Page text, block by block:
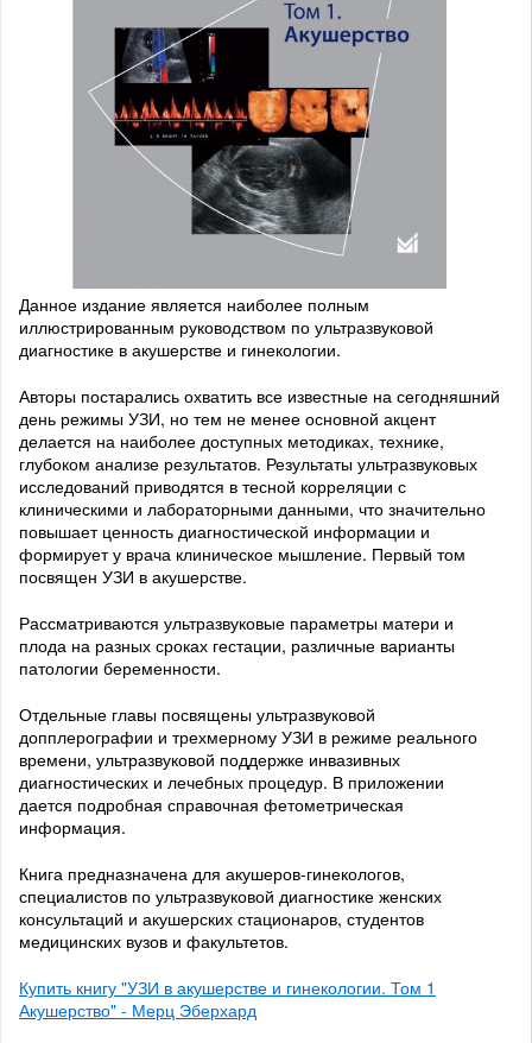
Данное издание является наиболее полным
иллюстрированным руководством по ультразвуковой
диагностике в акушерстве и гинекологии.
Авторы постарались охватить все известные на сегодняшний
день режимы УЗИ, но тем не менее основной акцент
делается на наиболее доступных методиках, технике,
глубоком анализе результатов. Результаты ультразвуковых
исследований приводятся в тесной корреляции с
клиническими и лабораторными данными, что значительно
повышает ценность диагностической информации и
формирует у врача клиническое мышление. Первый том
посвящен УЗИ в акушерстве.
Рассматриваются ультразвуковые параметры матери и
плода на разных сроках гестации, различные варианты
патологии беременности.
Отдельные главы посвящены ультразвуковой
допплерографии и трехмерному УЗИ в режиме реального
времени, ультразвуковой поддержке инвазивных
диагностических и лечебных процедур. В приложении
дается подробная справочная фетометрическая
информация.
Книга предназначена для акушеров-гинекологов,
специалистов по ультразвуковой диагностике женских
консультаций и акушерских стационаров, студентов
медицинских вузов и факультетов.
Купить книгу "УЗИ в акушерстве и гинекологии. Том 1
Акушерство" - Мерц Эберхард